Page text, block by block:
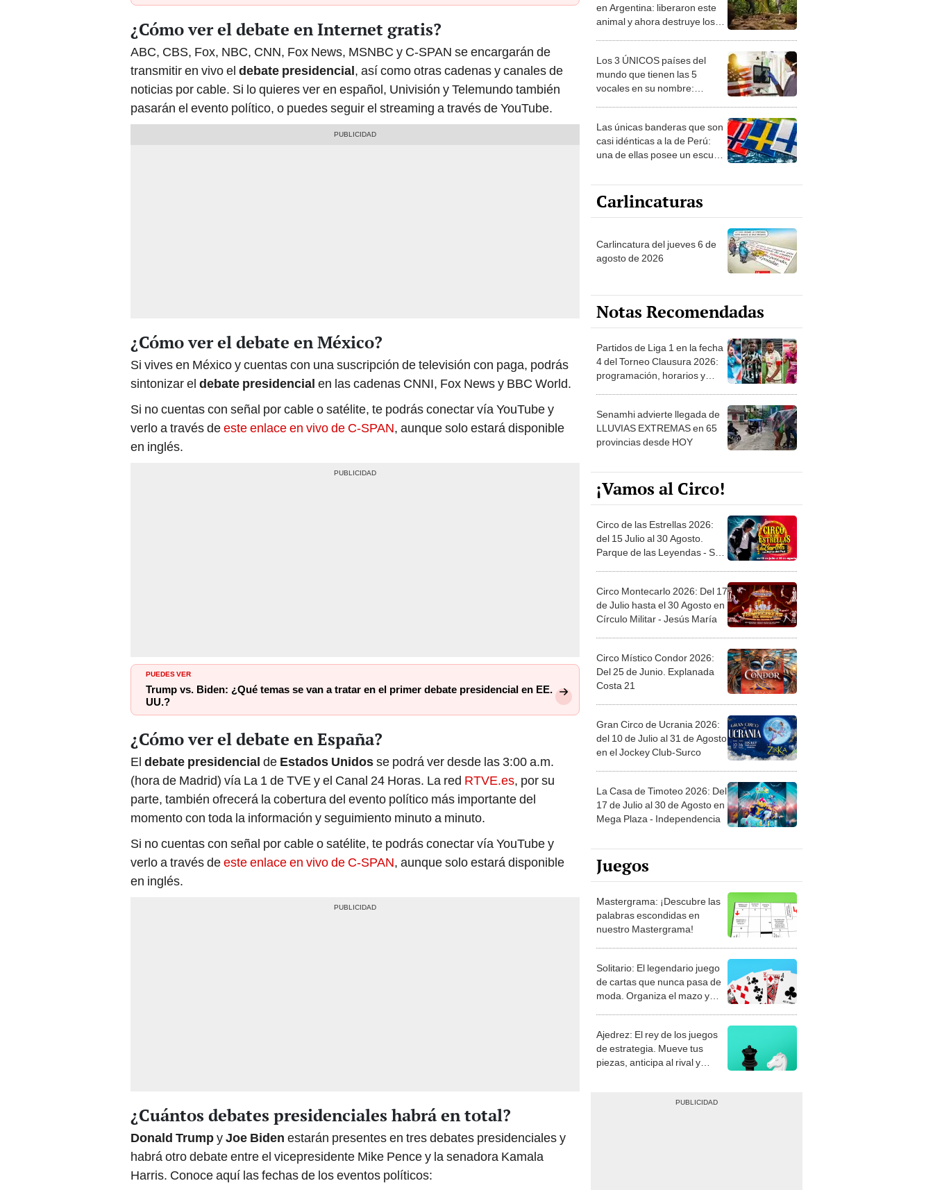
¿Cómo ver el debate en Internet gratis?
ABC, CBS, Fox, NBC, CNN, Fox News, MSNBC y C-SPAN se encargarán de
transmitir en vivo el debate presidencial, así como otras cadenas y canales de
noticias por cable. Si lo quieres ver en español, Univisión y Telemundo también
pasarán el evento político, o puedes seguir el streaming a través de YouTube.
¿Cómo ver el debate en México?
Si vives en México y cuentas con una suscripción de televisión con paga, podrás
sintonizar el debate presidencial en las cadenas CNNI, Fox News y BBC World.
Si no cuentas con señal por cable o satélite, te podrás conectar vía YouTube y
verlo a través deeste enlace en vivo de C-SPAN, aunque solo estará disponible
en inglés.
PUEDES VER
Trump vs. Biden: ¿Qué temas se van a tratar en el primer debate presidencial en EE.
UU.?
¿Cómo ver el debate en España?
El debate presidencial de Estados Unidosse podrá ver desde las 3:00 a.m.
(hora de Madrid) vía La 1 de TVE y el Canal 24 Horas. La red RTVE.es, por su
parte, también ofrecerá la cobertura del evento político más importante del
momento con toda la información y seguimiento minuto a minuto.
Si no cuentas con señal por cable o satélite, te podrás conectar vía YouTube y
verlo a través deeste enlace en vivo de C-SPAN, aunque solo estará disponible
en inglés.
¿Cuántos debates presidenciales habrá en total?
Donald TrumpyJoe Biden estarán presentes en tres debates presidenciales y
habrá otro debate entre el vicepresidente Mike Pence y la senadora Kamala
Harris. Conoce aquí las fechas de los eventos políticos:
en Argentina: liberaron este
animal y ahora destruye los
Los 3 ÚNICOS países del
mundo que tienen las 5
vocales en su nombre:
Las únicas banderas que son
casi idénticas a la de Perú:
una de ellas posee un escudo
Carlincaturas
Carlincatura del jueves 6 de
agosto de 2026
Notas Recomendadas
Partidos de Liga 1 en la fecha
4 del Torneo Clausura 2026:
programación, horarios y
Senamhi advierte llegada de
LLUVIAS EXTREMAS en 65
provincias desde HOY
¡Vamos al Circo!
Circo de las Estrellas 2026:
del 15 Julio al 30 Agosto.
Parque de las Leyendas - San
Circo Montecarlo 2026: Del 17
de Julio hasta el 30 Agosto en
Círculo Militar - Jesús María
Circo Místico Condor 2026:
Del 25 de Junio. Explanada
Costa 21
Gran Circo de Ucrania 2026:
del 10 de Julio al 31 de Agosto
en el Jockey Club-Surco
La Casa de Timoteo 2026: Del
17 de Julio al 30 de Agosto en
Mega Plaza - Independencia
Juegos
Mastergrama: ¡Descubre las
palabras escondidas en
nuestro Mastergrama!
Solitario: El legendario juego
de cartas que nunca pasa de
moda. Organiza el mazo y
Ajedrez: El rey de los juegos
de estrategia. Mueve tus
piezas, anticipa al rival y